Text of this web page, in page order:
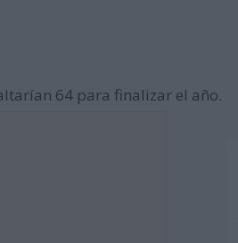
64 para finalizar el año.